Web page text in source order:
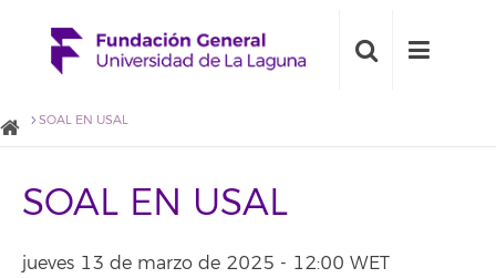
SOAL EN USAL
SOAL EN USAL
jueves 13 de marzo de 2025 - 12:00 WET